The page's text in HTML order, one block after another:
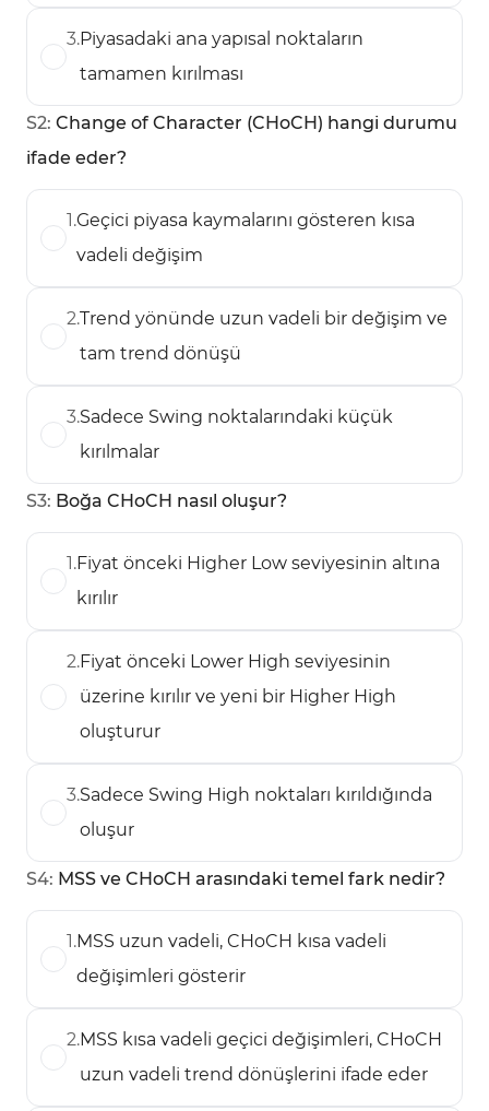
3.Piyasadaki ana yapısal noktaların
tamamen kırılması
S2: Change of Character (CHoCH) hangi durumu
ifade eder?
1.Geçici piyasa kaymalarını gösteren kısa
vadeli değişim
2.Trend yönünde uzun vadeli bir değişim ve
tam trend dönüşü
3.Sadece Swing noktalarındaki küçük
kırılmalar
S3: Boğa CHoCH nasıl oluşur?
1.Fiyat önceki Higher Low seviyesinin altına
kırılır
2.Fiyat önceki Lower High seviyesinin
üzerine kırılır ve yeni bir Higher High
oluşturur
3.Sadece Swing High noktaları kırıldığında
oluşur
S4: MSS ve CHoCH arasındaki temel fark nedir?
1.MSS uzun vadeli, CHoCH kısa vadeli
değişimleri gösterir
2.MSS kısa vadeli geçici değişimleri, CHoCH
uzun vadeli trend dönüşlerini ifade eder